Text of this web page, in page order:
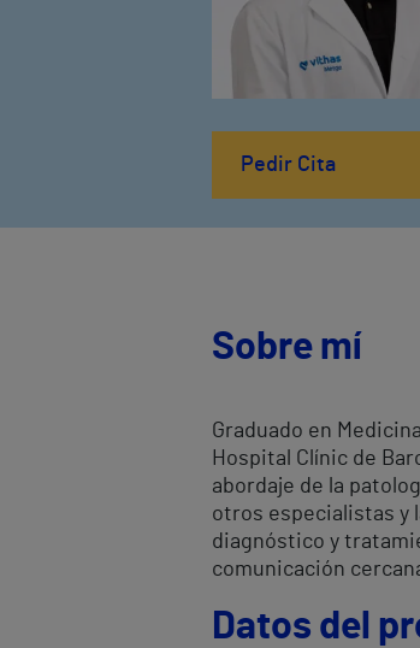
Pedir Cita
Sobre mí
Graduado en
Hospital Clínic de
abordaje de la
otros especialistas y
diagnóstico y
comunicación
Datos del